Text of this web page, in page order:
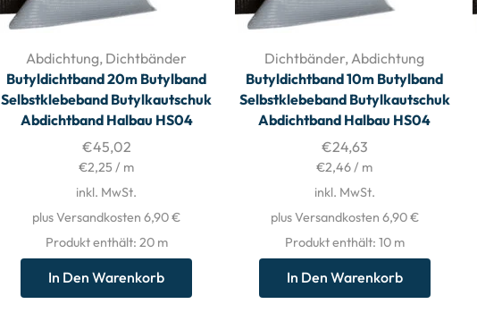
Abdichtung, Dichtbänder
Butyldichtband 20m Butylband
Selbstklebeband Butylkautschuk
Abdichtband Halbau HS04
€45,02
€2,25 / m
inkl. MwSt.
plus Versandkosten 6,90 €
Produkt enthält: 20 m
In Den Warenkorb
Dichtbänder, Abdichtung
Butyldichtband 10m Butylband
Selbstklebeband Butylkautschuk
Abdichtband Halbau HS04
€24,63
€2,46/ m
inkl. MwSt.
plus Versandkosten 6,90 €
Produkt enthält: 10 m
In Den Warenkorb